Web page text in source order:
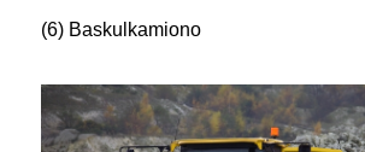
(6) Baskulkamiono